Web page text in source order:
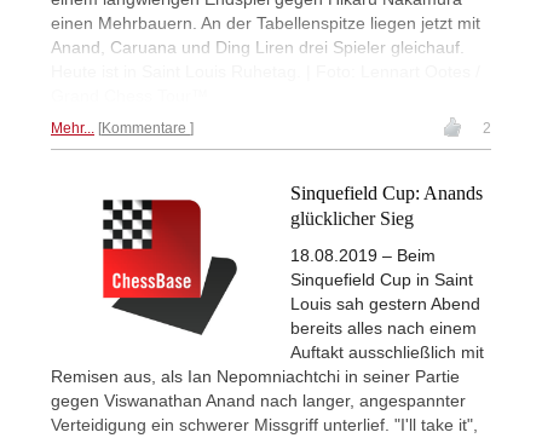
einen Mehrbauern. An der Tabellenspitze liegen jetzt mit
Anand, Caruana und Ding Liren drei Spieler gleichauf.
Mehr... Kommentare 2
Sinquefield Cup: Anands
glücklicher Sieg
18.08.2019 – Beim
Sinquefield Cup in Saint
Louis sah gestern Abend
bereits alles nach einem
Auftakt ausschließlich mit
Remisen aus, als Ian Nepomniachtchi in seiner Partie
gegen Viswanathan Anand nach langer, angespannter
Verteidigung ein schwerer Missgriff unterlief. "I'll take it",